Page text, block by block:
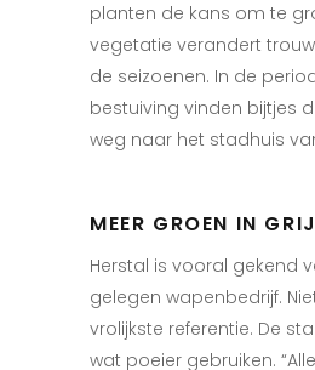
planten de kans om te
vegetatie verandert
de seizoenen. In de
bestuiving vinden bijtjes
weg naar het stadhuis
MEER GROEN IN
Herstal is vooral gekend
gelegen wapenbedrijf.
vrolijkste referentie. De
wat poeier gebruiken.